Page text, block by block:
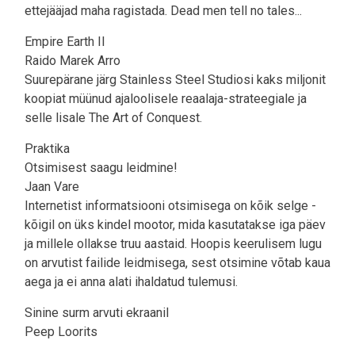
ettejääjad maha ragistada. Dead men tell no tales...
Empire Earth II
Raido Marek Arro
Suurepärane järg Stainless Steel Studiosi kaks miljonit
koopiat müünud ajaloolisele reaalaja-strateegiale ja
selle lisale The Art of Conquest.
Praktika
Otsimisest saagu leidmine!
Jaan Vare
Internetist informatsiooni otsimisega on kõik selge -
kõigil on üks kindel mootor, mida kasutatakse iga päev
ja millele ollakse truu aastaid. Hoopis keerulisem lugu
on arvutist failide leidmisega, sest otsimine võtab kaua
aega ja ei anna alati ihaldatud tulemusi.
Sinine surm arvuti ekraanil
Peep Loorits